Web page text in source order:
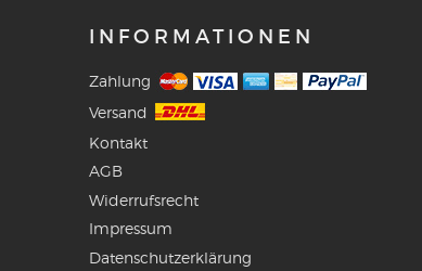
INFORMATIONEN
Zahlung
Versand
Kontakt
AGB
Widerrufsrecht
Impressum
Datenschutzerklärung